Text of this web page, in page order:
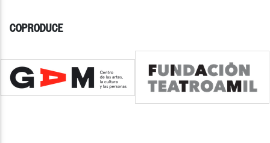
COPRODUCE